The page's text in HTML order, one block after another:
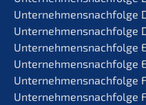
Unternehmens­nachfolge
Unternehmens­nachfolge
Unternehmens­nachfolge
Unternehmens­nachfolge
Unternehmens­nachfolge
Unternehmens­nachfolge